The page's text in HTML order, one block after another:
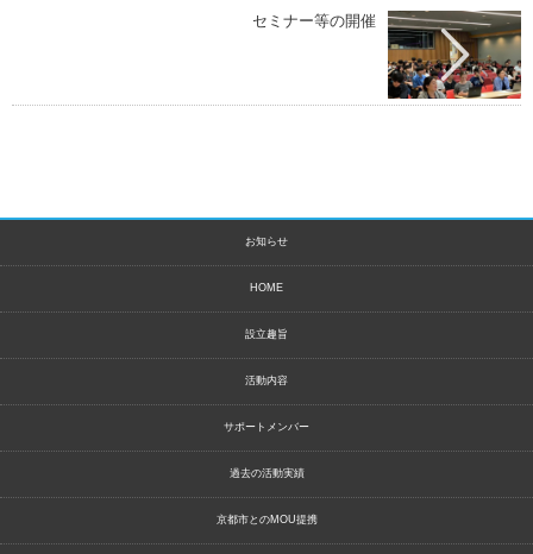
セミナー等の開催
お知らせ
HOME
設立趣旨
活動内容
サポートメンバー
過去の活動実績
京都市とのMOU提携